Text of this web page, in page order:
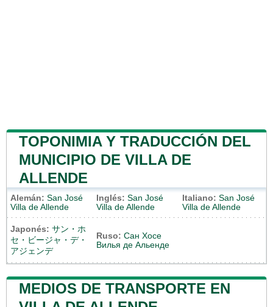
TOPONIMIA Y TRADUCCIÓN DEL
MUNICIPIO DE VILLA DE
ALLENDE
Alemán: San José
Villa de Allende
Inglés: San José
Villa de Allende
Italiano: San José
Villa de Allende
Japonés: サン・ホ
セ・ビージャ・デ・
アジェンデ
Ruso: Сан Хосе
Вилья де Альенде
MEDIOS DE TRANSPORTE EN